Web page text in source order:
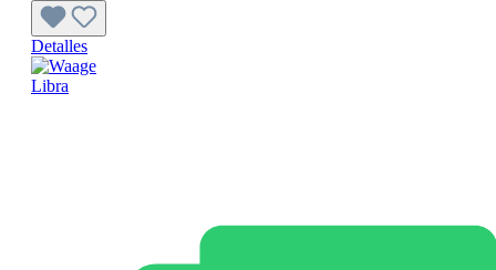
Detalles
Libra